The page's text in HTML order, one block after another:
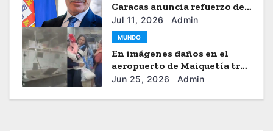
Caracas anuncia refuerzo de
ayuda humanitaria
Jul 11, 2026 Admin
MUNDO
En imágenes daños en el
aeropuerto de Maiquetía tras
los sismos
Jun 25, 2026 Admin